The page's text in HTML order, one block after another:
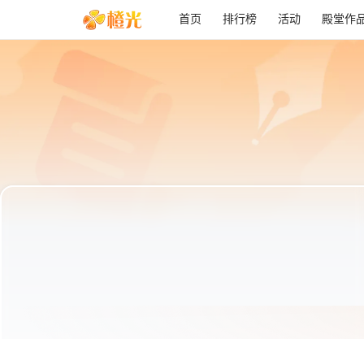
首页 排行榜 活动 殿堂作